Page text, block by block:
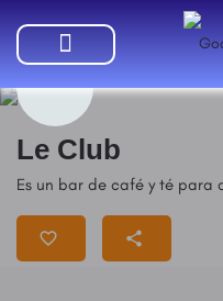
Le Club
Es un bar de café y té para